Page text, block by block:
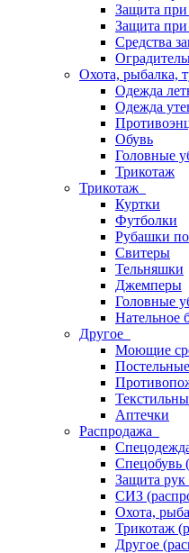
Защита
Защита при
Средства
Охота, рыбалка,
Одежда
Одежда
Обувь
Головные
Трикотаж
Трикотаж
Куртки
Футболки
Рубашки
Свитеры
Тельняшки
Джемперы
Головные
Нательное
Другое
Моющие
Аптечки
Распродажа
Спецобувь
Защита рук
СИЗ
Охота,
Трикотаж
Другое